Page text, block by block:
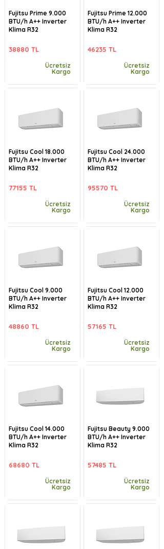
Fujitsu Prime 9.000
BTU/h A++ Inverter
Klima R32
38880 TL
Ücretsiz
Kargo
Fujitsu Cool 18.000
BTU/h A++ Inverter
Klima R32
77155 TL
Ücretsiz
Kargo
Fujitsu Cool 9.000
BTU/h A++ Inverter
Klima R32
48860 TL
Ücretsiz
Kargo
Fujitsu Cool 14.000
BTU/h A++ Inverter
Klima R32
68680 TL
Ücretsiz
Kargo
Fujitsu Prime 12.000
BTU/h A++ Inverter
Klima R32
46235 TL
Ücretsiz
Kargo
Fujitsu Cool 24.000
BTU/h A++ Inverter
Klima R32
95570 TL
Ücretsiz
Kargo
Fujitsu Cool 12.000
BTU/h A++ Inverter
Klima R32
57165 TL
Ücretsiz
Kargo
Fujitsu Beauty 9.000
BTU/h A++ Inverter
Klima R32
57485 TL
Ücretsiz
Kargo